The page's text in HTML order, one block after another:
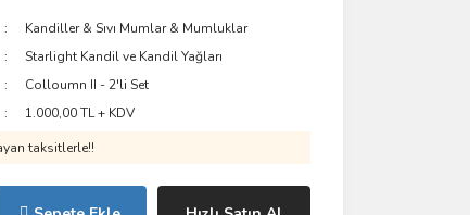
Kandiller & Sıvı Mumlar & Mumluklar
Starlight Kandil ve Kandil Yağları
Colloumn II - 2'li Set
1.000,00 TL + KDV
taksitlerle!!